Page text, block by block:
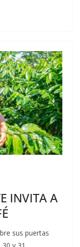
INVITA A
sus puertas